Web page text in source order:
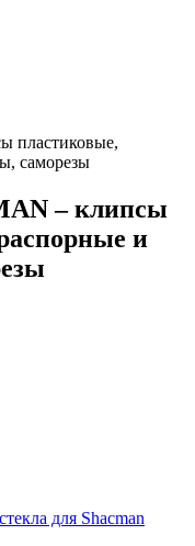
пластиковые,
саморезы
– клипсы
и
для Shacman